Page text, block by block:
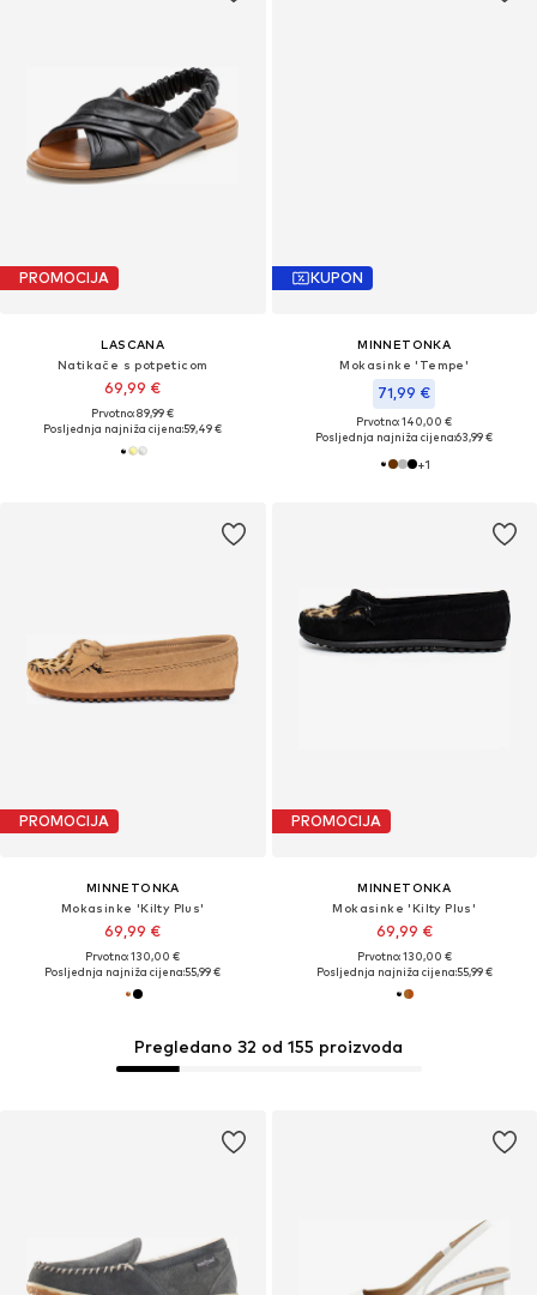
PROMOCIJA
LASCANA
Natikače s potpeticom
69,99 €
Prvotno: 89,99 €
Posljednja najniža cijena:59,49 €
KUPON
MINNETONKA
Mokasinke 'Tempe'
71,99 €
Prvotno: 140,00 €
Posljednja najniža cijena:63,99 €
+1
PROMOCIJA
MINNETONKA
Mokasinke 'Kilty Plus'
69,99 €
Prvotno: 130,00 €
Posljednja najniža cijena:55,99 €
PROMOCIJA
MINNETONKA
Mokasinke 'Kilty Plus'
69,99 €
Prvotno: 130,00 €
Posljednja najniža cijena:55,99 €
Pregledano 32 od 155 proizvoda